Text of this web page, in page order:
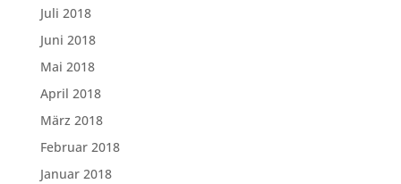
Juli 2018
Juni 2018
Mai 2018
April 2018
März 2018
Februar 2018
Januar 2018